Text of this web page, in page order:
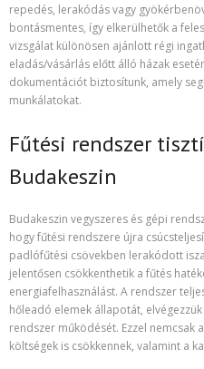
repedés, lerakódás vagy
bontásmentes, így elkerülhetők a
vizsgálat különösen ajánlott régi
eladás/vásárlás előtt álló házak
dokumentációt biztosítunk, amely
munkálatokat.
Fűtési rendszer
Budakeszin
Budakeszin vegyszeres és gépi
hogy fűtési rendszere újra
padlófűtési csövekben lerakódott
jelentősen csökkenthetik a fűtés
energiafelhasználást. A rendszer
hőleadó elemek állapotát,
rendszer működését. Ezzel nemcsak
költségek is csökkennek, valamint a